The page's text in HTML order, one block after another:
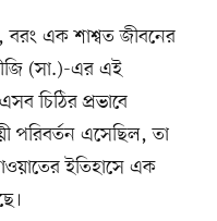
এক শাশ্বত জীবনের
(সা.)-এর এই
চিঠির প্রভাবে
পরিবর্তন এসেছিল, তা
ইতিহাসে এক